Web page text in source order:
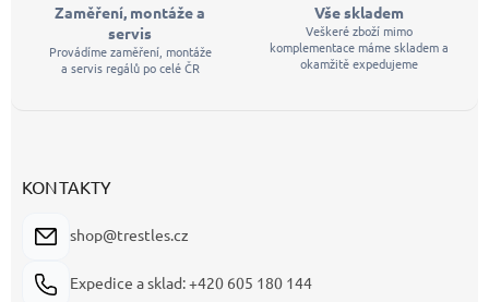
Zaměření, montáže a
servis
Provádíme zaměření, montáže
a servis regálů po celé ČR
Vše skladem
Veškeré zboží mimo
komplementace máme skladem a
okamžitě expedujeme
KONTAKTY
shop@trestles.cz
Expedice a sklad: +420 605 180 144